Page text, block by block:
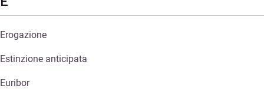
Erogazione
Estinzione anticipata
Euribor